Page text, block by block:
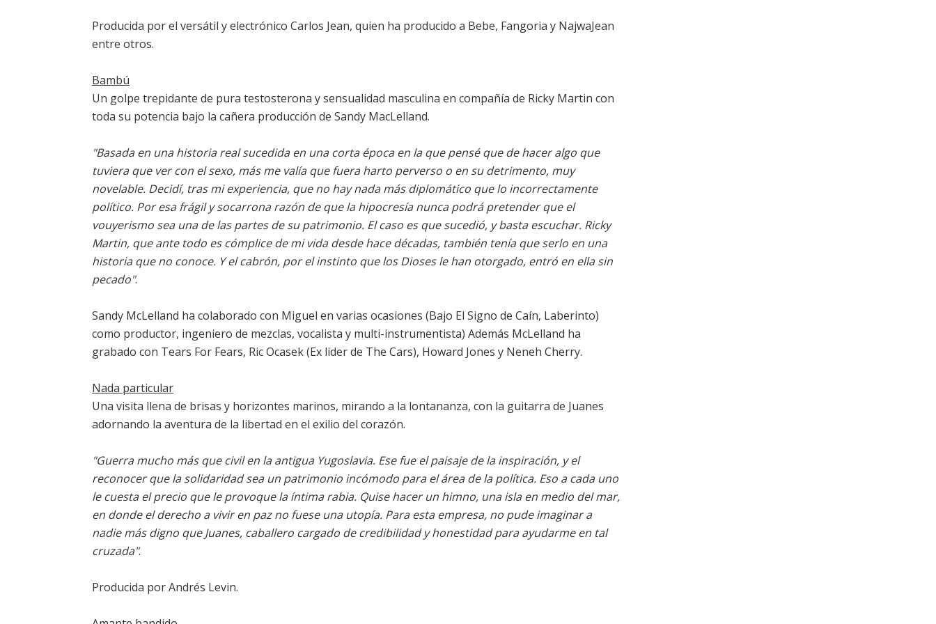
Producida por el versátil y electrónico Carlos Jean, quien ha producido a Bebe, Fangoria y NajwaJean
entre otros.
Bambú
Un golpe trepidante de pura testosterona y sensualidad masculina en compañía de Ricky Martin con
toda su potencia bajo la cañera producción de Sandy MacLelland.
"Basada en una historia real sucedida en una corta época en la que pensé que de hacer algo que
tuviera que ver con el sexo, más me valía que fuera harto perverso o en su detrimento, muy
novelable. Decidí, tras mi experiencia, que no hay nada más diplomático que lo incorrectamente
político. Por esa frágil y socarrona razón de que la hipocresía nunca podrá pretender que el
vouyerismo sea una de las partes de su patrimonio. El caso es que sucedió, y basta escuchar. Ricky
Martin, que ante todo es cómplice de mi vida desde hace décadas, también tenía que serlo en una
historia que no conoce. Y el cabrón, por el instinto que los Dioses le han otorgado, entró en ella sin
pecado".
Sandy McLelland ha colaborado con Miguel en varias ocasiones (Bajo El Signo de Caín, Laberinto)
como productor, ingeniero de mezclas, vocalista y multi-instrumentista) Además McLelland ha
grabado con Tears For Fears, Ric Ocasek (Ex lider de The Cars), Howard Jones y Neneh Cherry.
Nada particular
Una visita llena de brisas y horizontes marinos, mirando a la lontananza, con la guitarra de Juanes
adornando la aventura de la libertad en el exilio del corazón.
"Guerra mucho más que civil en la antigua Yugoslavia. Ese fue el paisaje de la inspiración, y el
reconocer que la solidaridad sea un patrimonio incómodo para el área de la política. Eso a cada uno
le cuesta el precio que le provoque la íntima rabia. Quise hacer un himno, una isla en medio del mar,
en donde el derecho a vivir en paz no fuese una utopía. Para esta empresa, no pude imaginar a
nadie más digno que Juanes, caballero cargado de credibilidad y honestidad para ayudarme en tal
cruzada".
Producida por Andrés Levin.